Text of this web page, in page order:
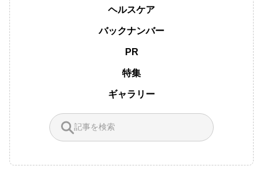
ヘルスケア
バックナンバー
PR
特集
ギャラリー